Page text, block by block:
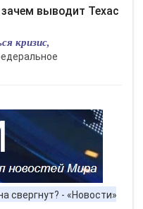
кризис,